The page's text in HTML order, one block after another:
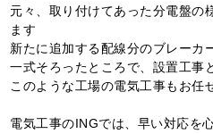
元々、取り付けてあった分電盤の
ます
新たに追加する配線分のブレーカ
一式そろったところで、設置工事
このような工場の電気工事もお任
電気工事のINGでは、早い対応を